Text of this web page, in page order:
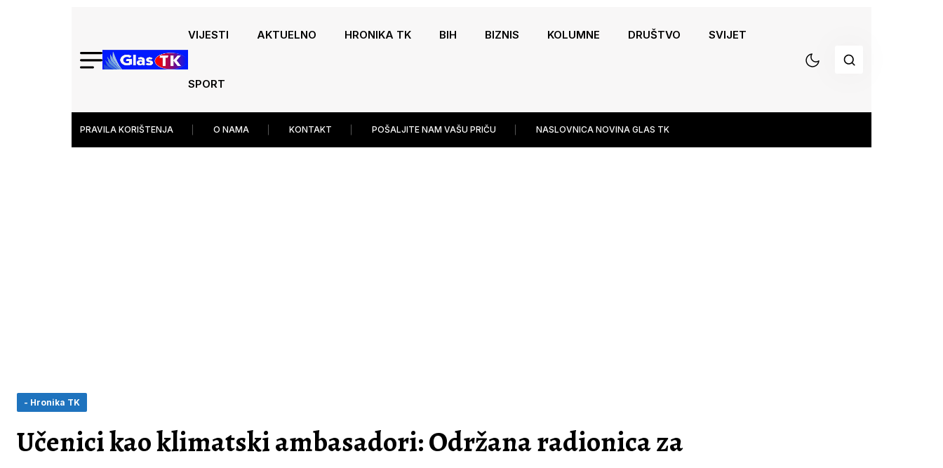
VIJESTI AKTUELNO HRONIKA TK BIH BIZNIS KOLUMNE DRUŠTVO SVIJET
SPORT
PRAVILA KORIŠTENJA O NAMA KONTAKT POŠALJITE NAM VAŠU PRIČU NASLOVNICA NOVINA GLAS TK
- Hronika TK
Učenici kao klimatski ambasadori: Održana radionica za